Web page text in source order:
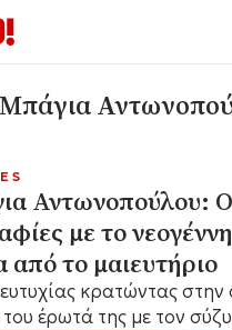
Μπάγια
Αντωνοπούλου:
με το
από το μαιευτήριο
κρατώντας στην
έρωτά της με τον